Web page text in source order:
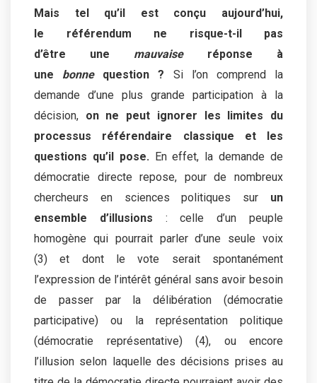
Mais tel qu’il est conçu aujourd’hui,
le référendum ne risque-t-il pas
d’être une mauvaise réponse à
une bonne question ? Si l’on comprend la
demande d’une plus grande participation à la
décision, on ne peut ignorer les limites du
processus référendaire classique et les
questions qu’il pose. En effet, la demande de
démocratie directe repose, pour de nombreux
chercheurs en sciences politiques sur un
ensemble d’illusions : celle d’un peuple
homogène qui pourrait parler d’une seule voix
(3) et dont le vote serait spontanément
l’expression de l’intérêt général sans avoir besoin
de passer par la délibération (démocratie
participative) ou la représentation politique
(démocratie représentative) (4), ou encore
l’illusion selon laquelle des décisions prises au